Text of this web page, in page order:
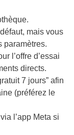
mais vous
paramètres.
l’offre d’essai
directs.
7 jours” afin
(préférez le
l’app Meta si